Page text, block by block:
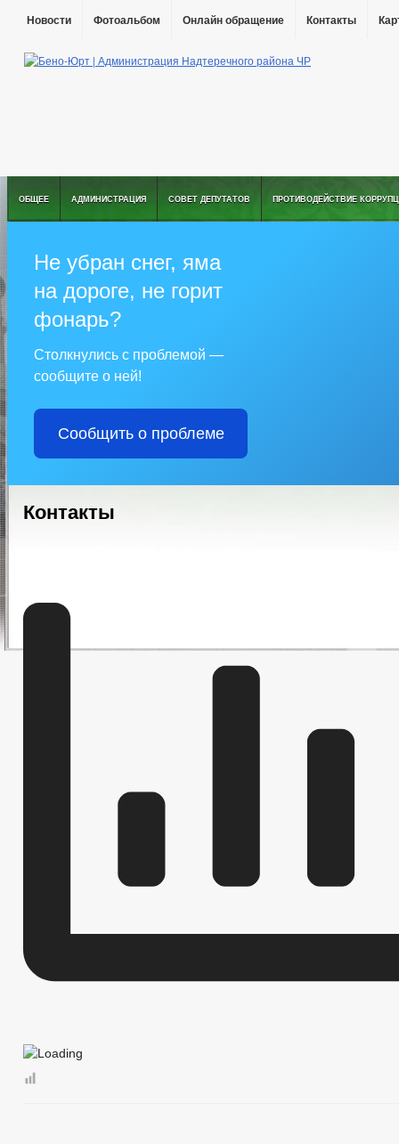
Новости Фотоальбом Онлайн обращение Контакты
ОБЩЕЕ АДМИНИСТРАЦИЯ СОВЕТ ДЕПУТАТОВ ПРОТИВОДЕЙСТВИЕ
Не убран снег, яма
на дороге, не горит
фонарь?
Столкнулись с проблемой —
сообщите о ней!
Сообщить о проблеме
Контакты